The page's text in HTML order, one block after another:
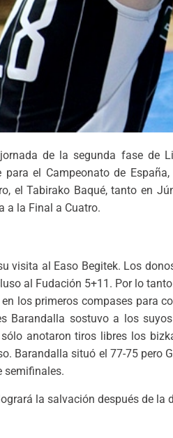
de la segunda fase de
el Campeonato de
el Tabirako Baqué, tanto en
a la Final a Cuatro.
visita al Easo Begitek. Los
al Fudación 5+11. Por lo
los primeros compases para
Barandalla sostuvo a los
anotaron tiros libres los
Barandalla situó el 77-75
semifinales.
la salvación después de